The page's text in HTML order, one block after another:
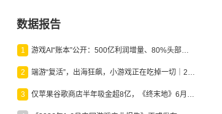
数据报告
1 游戏AI“账本”公开：500亿利润增量、80%头部入局，谁在闷声发财？
2 端游“复活”，出海狂飙，小游戏正在吃掉一切｜2026上半年产业报告
3 仅苹果谷歌商店半年吸金超8亿，《终末地》6月份收入显著回暖